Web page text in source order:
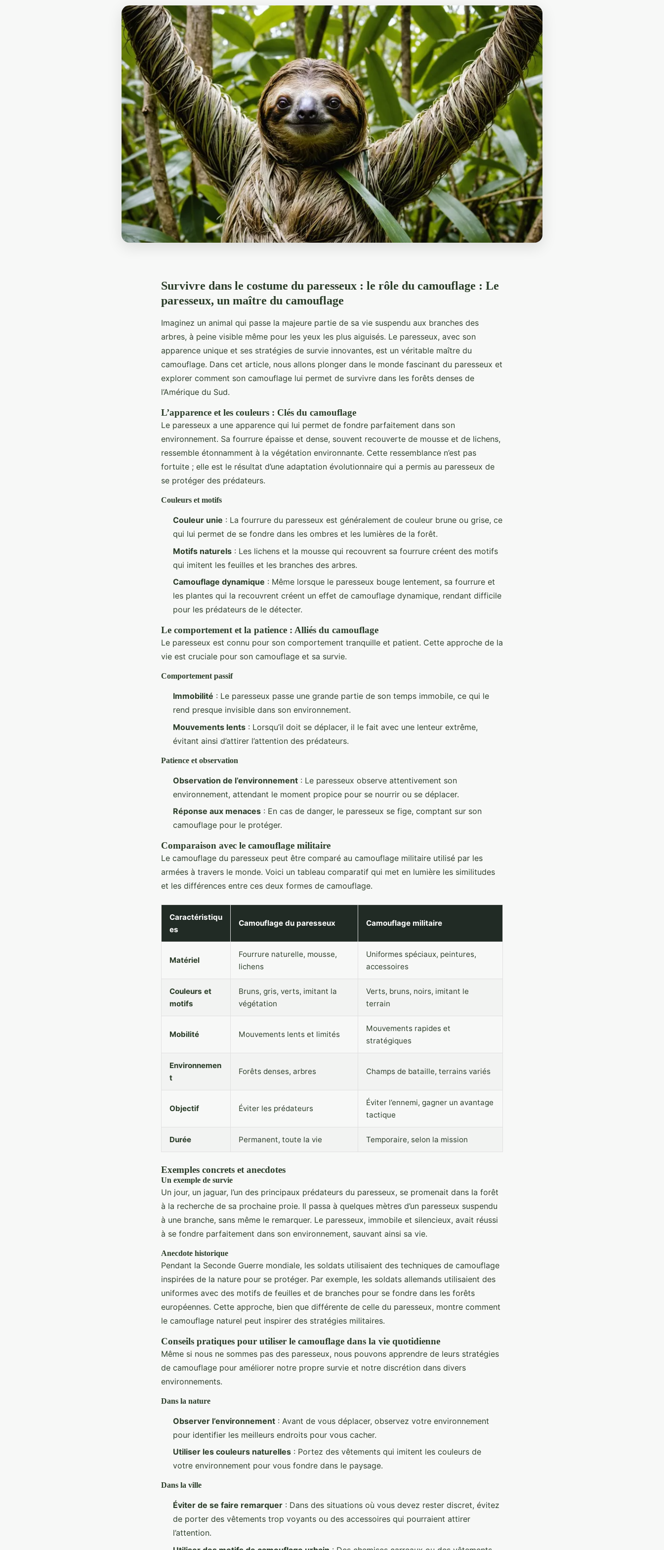
Survivre dans le costume du paresseux : le rôle du camouflage : Le
paresseux, un maître du camouflage
Imaginez un animal qui passe la majeure partie de sa vie suspendu aux branches des
arbres, à peine visible même pour les yeux les plus aiguisés. Le paresseux, avec son
apparence unique et ses stratégies de survie innovantes, est un véritable maître du
camouflage. Dans cet article, nous allons plonger dans le monde fascinant du paresseux et
explorer comment son camouflage lui permet de survivre dans les forêts denses de
l’Amérique du Sud.
L’apparence et les couleurs : Clés du camouflage
Le paresseux a une apparence qui lui permet de fondre parfaitement dans son
environnement. Sa fourrure épaisse et dense, souvent recouverte de mousse et de lichens,
ressemble étonnamment à la végétation environnante. Cette ressemblance n’est pas
fortuite ; elle est le résultat d’une adaptation évolutionnaire qui a permis au paresseux de
se protéger des prédateurs.
Couleurs et motifs
Couleur unie : La fourrure du paresseux est généralement de couleur brune ou grise, ce
qui lui permet de se fondre dans les ombres et les lumières de la forêt.
Motifs naturels : Les lichens et la mousse qui recouvrent sa fourrure créent des motifs
qui imitent les feuilles et les branches des arbres.
Camouflage dynamique : Même lorsque le paresseux bouge lentement, sa fourrure et
les plantes qui la recouvrent créent un effet de camouflage dynamique, rendant difficile
pour les prédateurs de le détecter.
Le comportement et la patience : Alliés du camouflage
Le paresseux est connu pour son comportement tranquille et patient. Cette approche de la
vie est cruciale pour son camouflage et sa survie.
Comportement passif
Immobilité : Le paresseux passe une grande partie de son temps immobile, ce qui le
rend presque invisible dans son environnement.
Mouvements lents : Lorsqu’il doit se déplacer, il le fait avec une lenteur extrême,
évitant ainsi d’attirer l’attention des prédateurs.
Patience et observation
Observation de l’environnement : Le paresseux observe attentivement son
environnement, attendant le moment propice pour se nourrir ou se déplacer.
Réponse aux menaces : En cas de danger, le paresseux se fige, comptant sur son
camouflage pour le protéger.
Comparaison avec le camouflage militaire
Le camouflage du paresseux peut être comparé au camouflage militaire utilisé par les
armées à travers le monde. Voici un tableau comparatif qui met en lumière les similitudes
et les différences entre ces deux formes de camouflage.
Caractéristiqu
es
Camouflage du paresseux Camouflage militaire
Matériel
Fourrure naturelle, mousse,
lichens
Uniformes spéciaux, peintures,
accessoires
Couleurs et
motifs
Bruns, gris, verts, imitant la
végétation
Verts, bruns, noirs, imitant le
terrain
Mobilité Mouvements lents et limités
Mouvements rapides et
stratégiques
Environnemen
t
Forêts denses, arbres Champs de bataille, terrains variés
Objectif Éviter les prédateurs
Éviter l’ennemi, gagner un avantage
tactique
Durée Permanent, toute la vie Temporaire, selon la mission
Exemples concrets et anecdotes
Un exemple de survie
Un jour, un jaguar, l’un des principaux prédateurs du paresseux, se promenait dans la forêt
à la recherche de sa prochaine proie. Il passa à quelques mètres d’un paresseux suspendu
à une branche, sans même le remarquer. Le paresseux, immobile et silencieux, avait réussi
à se fondre parfaitement dans son environnement, sauvant ainsi sa vie.
Anecdote historique
Pendant la Seconde Guerre mondiale, les soldats utilisaient des techniques de camouflage
inspirées de la nature pour se protéger. Par exemple, les soldats allemands utilisaient des
uniformes avec des motifs de feuilles et de branches pour se fondre dans les forêts
européennes. Cette approche, bien que différente de celle du paresseux, montre comment
le camouflage naturel peut inspirer des stratégies militaires.
Conseils pratiques pour utiliser le camouflage dans la vie quotidienne
Même si nous ne sommes pas des paresseux, nous pouvons apprendre de leurs stratégies
de camouflage pour améliorer notre propre survie et notre discrétion dans divers
environnements.
Dans la nature
Observer l’environnement : Avant de vous déplacer, observez votre environnement
pour identifier les meilleurs endroits pour vous cacher.
Utiliser les couleurs naturelles : Portez des vêtements qui imitent les couleurs de
votre environnement pour vous fondre dans le paysage.
Dans la ville
Éviter de se faire remarquer : Dans des situations où vous devez rester discret, évitez
de porter des vêtements trop voyants ou des accessoires qui pourraient attirer
l’attention.